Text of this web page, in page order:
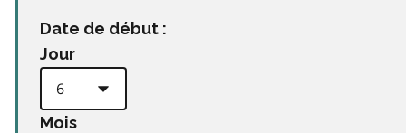
Date de début :
Jour
Mois